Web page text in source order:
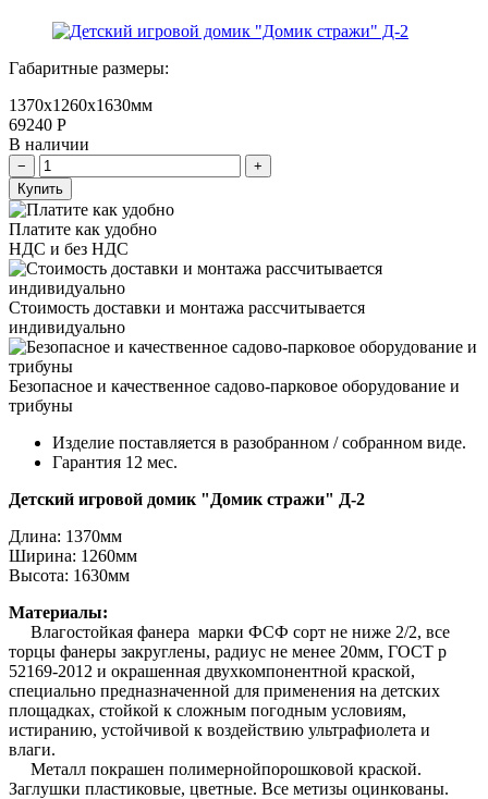
Габаритные размеры:
1370х1260х1630мм
69240 Р
В наличии
Купить
Платите как удобно
НДС и без НДС
Стоимость доставки и монтажа рассчитывается
индивидуально
Безопасное и качественное садово-парковое оборудование и
трибуны
Изделие поставляется в разобранном / собранном виде.
Гарантия 12 мес.
Детский игровой домик "Домик стражи" Д-2
Длина: 1370мм
Ширина: 1260мм
Высота: 1630мм
Материалы:
Влагостойкая фанера марки ФСФ сорт не ниже 2/2, все
торцы фанеры закруглены, радиус не менее 20мм, ГОСТ р
52169-2012 и окрашенная двухкомпонентной краской,
специально предназначенной для применения на детских
площадках, стойкой к сложным погодным условиям,
истиранию, устойчивой к воздействию ультрафиолета и
влаги.
Металл покрашен полимернойпорошковой краской.
Заглушки пластиковые, цветные. Все метизы оцинкованы.